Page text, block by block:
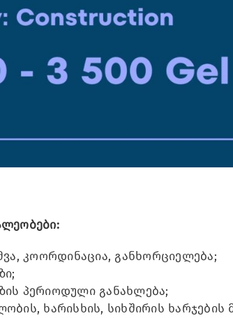
კოორდინაცია, განხორციელება;
პერიოდული განახლება;
ხარისხის, სიხშირის ხარჯების